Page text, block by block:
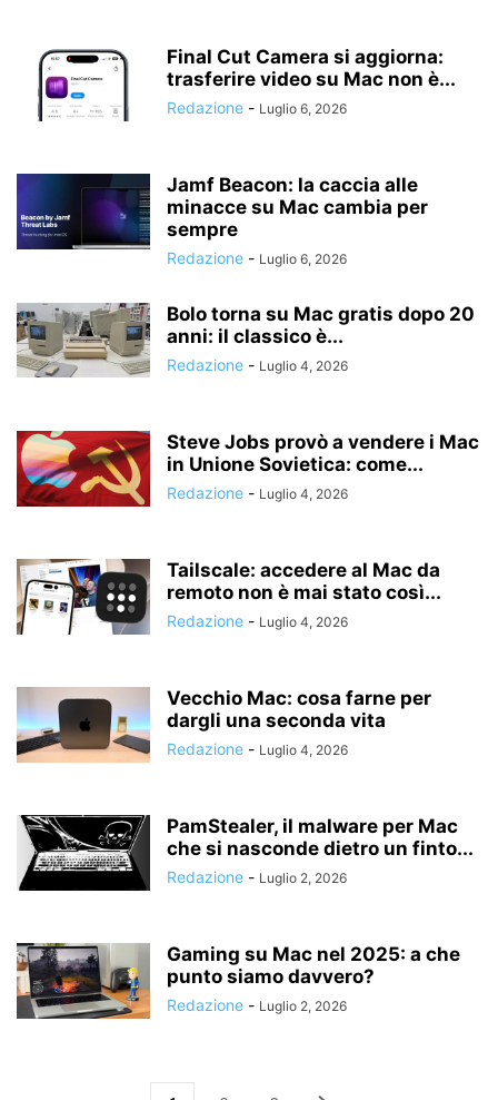
Final Cut Camera si aggiorna:
trasferire video su Mac non è...
Redazione - Luglio 6, 2026
Jamf Beacon: la caccia alle
minacce su Mac cambia per
sempre
Redazione - Luglio 6, 2026
Bolo torna su Mac gratis dopo 20
anni: il classico è...
Redazione - Luglio 4, 2026
Steve Jobs provò a vendere i Mac
in Unione Sovietica: come...
Redazione - Luglio 4, 2026
Tailscale: accedere al Mac da
remoto non è mai stato così...
Redazione - Luglio 4, 2026
Vecchio Mac: cosa farne per
dargli una seconda vita
Redazione - Luglio 4, 2026
PamStealer, il malware per Mac
che si nasconde dietro un finto...
Redazione - Luglio 2, 2026
Gaming su Mac nel 2025: a che
punto siamo davvero?
Redazione - Luglio 2, 2026